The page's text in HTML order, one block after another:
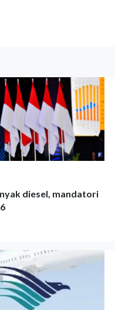
diesel, mandatori